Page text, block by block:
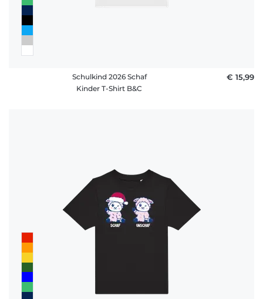
Schulkind 2026 Schaf
Kinder T-Shirt B&C
€ 15,99